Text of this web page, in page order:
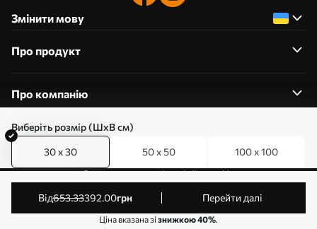
Виберіть розмір (ШхВ см)
30 x 30 50 x 50 100 x 100
від653.33392.00грн Перейти далі
Ціна вказана зізнижкою 40%.
Змінити мову
Про продукт
Про компанію
0800357223
Редагування дозволів на файли cookie
© 2011-2026 Art-holst. Усі права захищені. Власник: